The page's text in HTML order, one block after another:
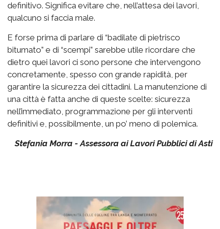
definitivo. Significa evitare che, nell’attesa dei lavori,
qualcuno si faccia male.
E forse prima di parlare di “badilate di pietrisco
bitumato” e di “scempi” sarebbe utile ricordare che
dietro quei lavori ci sono persone che intervengono
concretamente, spesso con grande rapidità, per
garantire la sicurezza dei cittadini. La manutenzione di
una città è fatta anche di queste scelte: sicurezza
nell’immediato, programmazione per gli interventi
definitivi e, possibilmente, un po’ meno di polemica.
Stefania Morra - Assessora ai Lavori Pubblici di Asti